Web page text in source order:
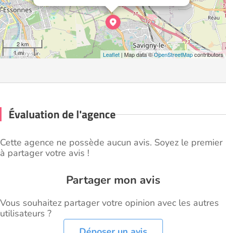
2 km
1 mi
Leaflet | Map data ©OpenStreetMapcontributors
Évaluation de l'agence
Cette agence ne possède aucun avis. Soyez le premier
à partager votre avis !
Partager mon avis
Vous souhaitez partager votre opinion avec les autres
utilisateurs ?